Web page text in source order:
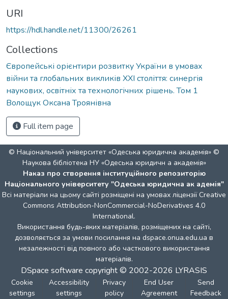
URI
https://hdl.handle.net/11300/26261
Collections
Європейські орієнтири розвитку України в умовах
війни та глобальних викликів ХХІ століття: синергія
наукових, освітніх та технологічних рішень. Том 1
Волощук Оксана Троянівна
Full item page
© Національний університет «Одеська юридична академія» ©
Наукова бібліотека НУ «Одеська юридичн а академія»
Наказ про створення інституційного репозиторію
Національного університету "Одеська юридична ак адемія"
Всі матеріали на цьому сайті розміщені на умовах ліцензії Creative
Commons Attribution-NonCommercial-NoDerivatives 4.0
International.
Використання будь-яких матеріалів, розміщених на сайті,
дозволяється за умови посилання на dspace.onua.edu.ua в
незалежності від повного або часткового використання
матеріалів.
DSpace software copyright © 2002-2026 LYRASIS
Cookie
settings
Accessibility
settings
Privacy
policy
End User
Agreement
Send
Feedback